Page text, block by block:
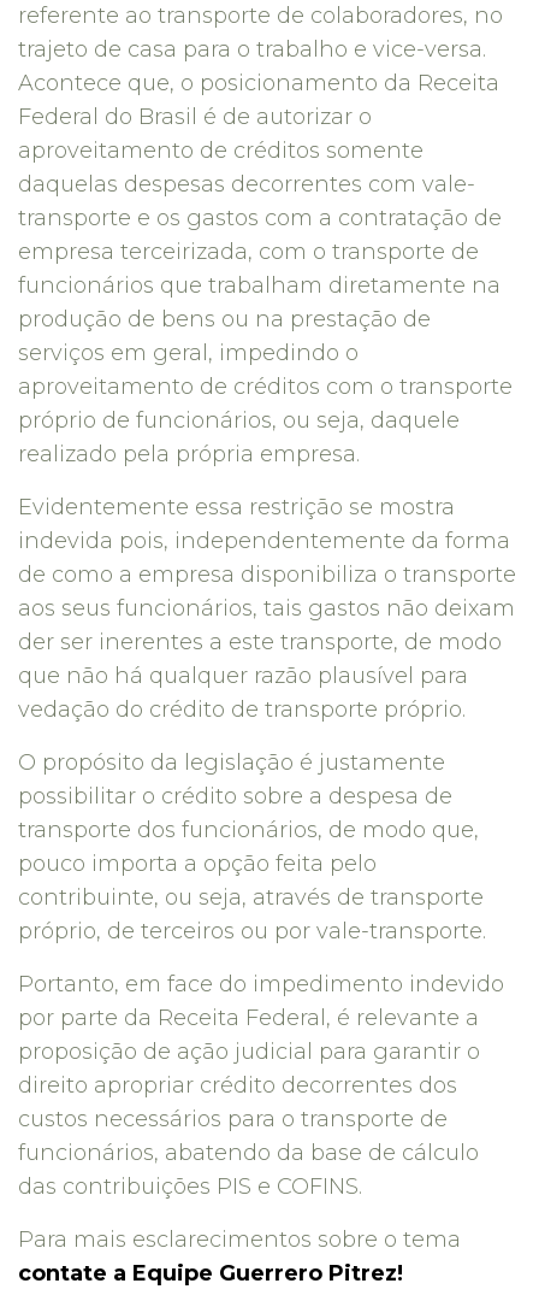
referente ao transporte de colaboradores, no
trajeto de casa para o trabalho e vice-versa.
Acontece que, o posicionamento da Receita
Federal do Brasil é de autorizar o
aproveitamento de créditos somente
daquelas despesas decorrentes com vale-
transporte e os gastos com a contratação de
empresa terceirizada, com o transporte de
funcionários que trabalham diretamente na
produção de bens ou na prestação de
serviços em geral, impedindo o
aproveitamento de créditos com o transporte
próprio de funcionários, ou seja, daquele
realizado pela própria empresa.
Evidentemente essa restrição se mostra
indevida pois, independentemente da forma
de como a empresa disponibiliza o transporte
aos seus funcionários, tais gastos não deixam
der ser inerentes a este transporte, de modo
que não há qualquer razão plausível para
vedação do crédito de transporte próprio.
O propósito da legislação é justamente
possibilitar o crédito sobre a despesa de
transporte dos funcionários, de modo que,
pouco importa a opção feita pelo
contribuinte, ou seja, através de transporte
próprio, de terceiros ou por vale-transporte.
Portanto, em face do impedimento indevido
por parte da Receita Federal, é relevante a
proposição de ação judicial para garantir o
direito apropriar crédito decorrentes dos
custos necessários para o transporte de
funcionários, abatendo da base de cálculo
das contribuições PIS e COFINS.
Para mais esclarecimentos sobre o tema
contate a Equipe Guerrero Pitrez!